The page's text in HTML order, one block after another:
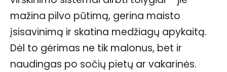
mažina pilvo pūtimą, gerina maisto
įsisavinimą ir skatina medžiagų apykaitą.
Dėl to gėrimas ne tik malonus, bet ir
naudingas po sočių pietų ar vakarinės.